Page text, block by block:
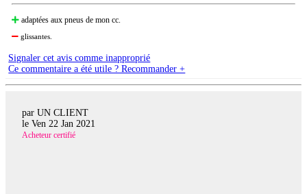
adaptées aux pneus de mon cc.
glissantes.
Signaler cet avis comme inapproprié
Ce commentaire a été utile ? Recommander +
par UN CLIENT
le Ven 22 Jan 2021
Acheteur certifié